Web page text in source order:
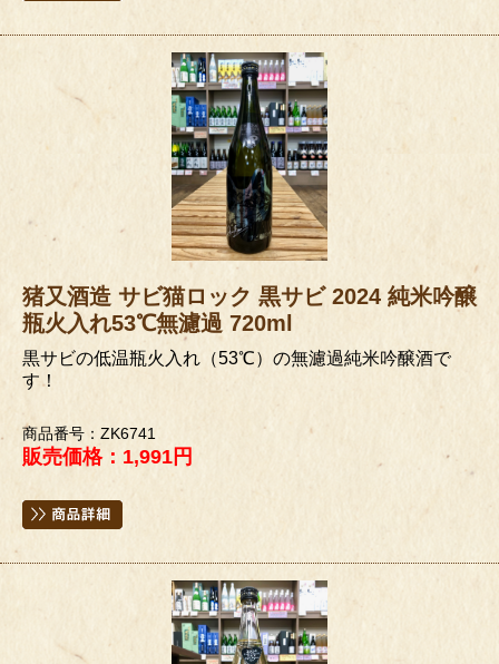
猪又酒造 サビ猫ロック 黒サビ 2024 純米吟醸
瓶火入れ53℃無濾過 720ml
黒サビの低温瓶火入れ（53℃）の無濾過純米吟醸酒で
す！
商品番号：ZK6741
販売価格：1,991円